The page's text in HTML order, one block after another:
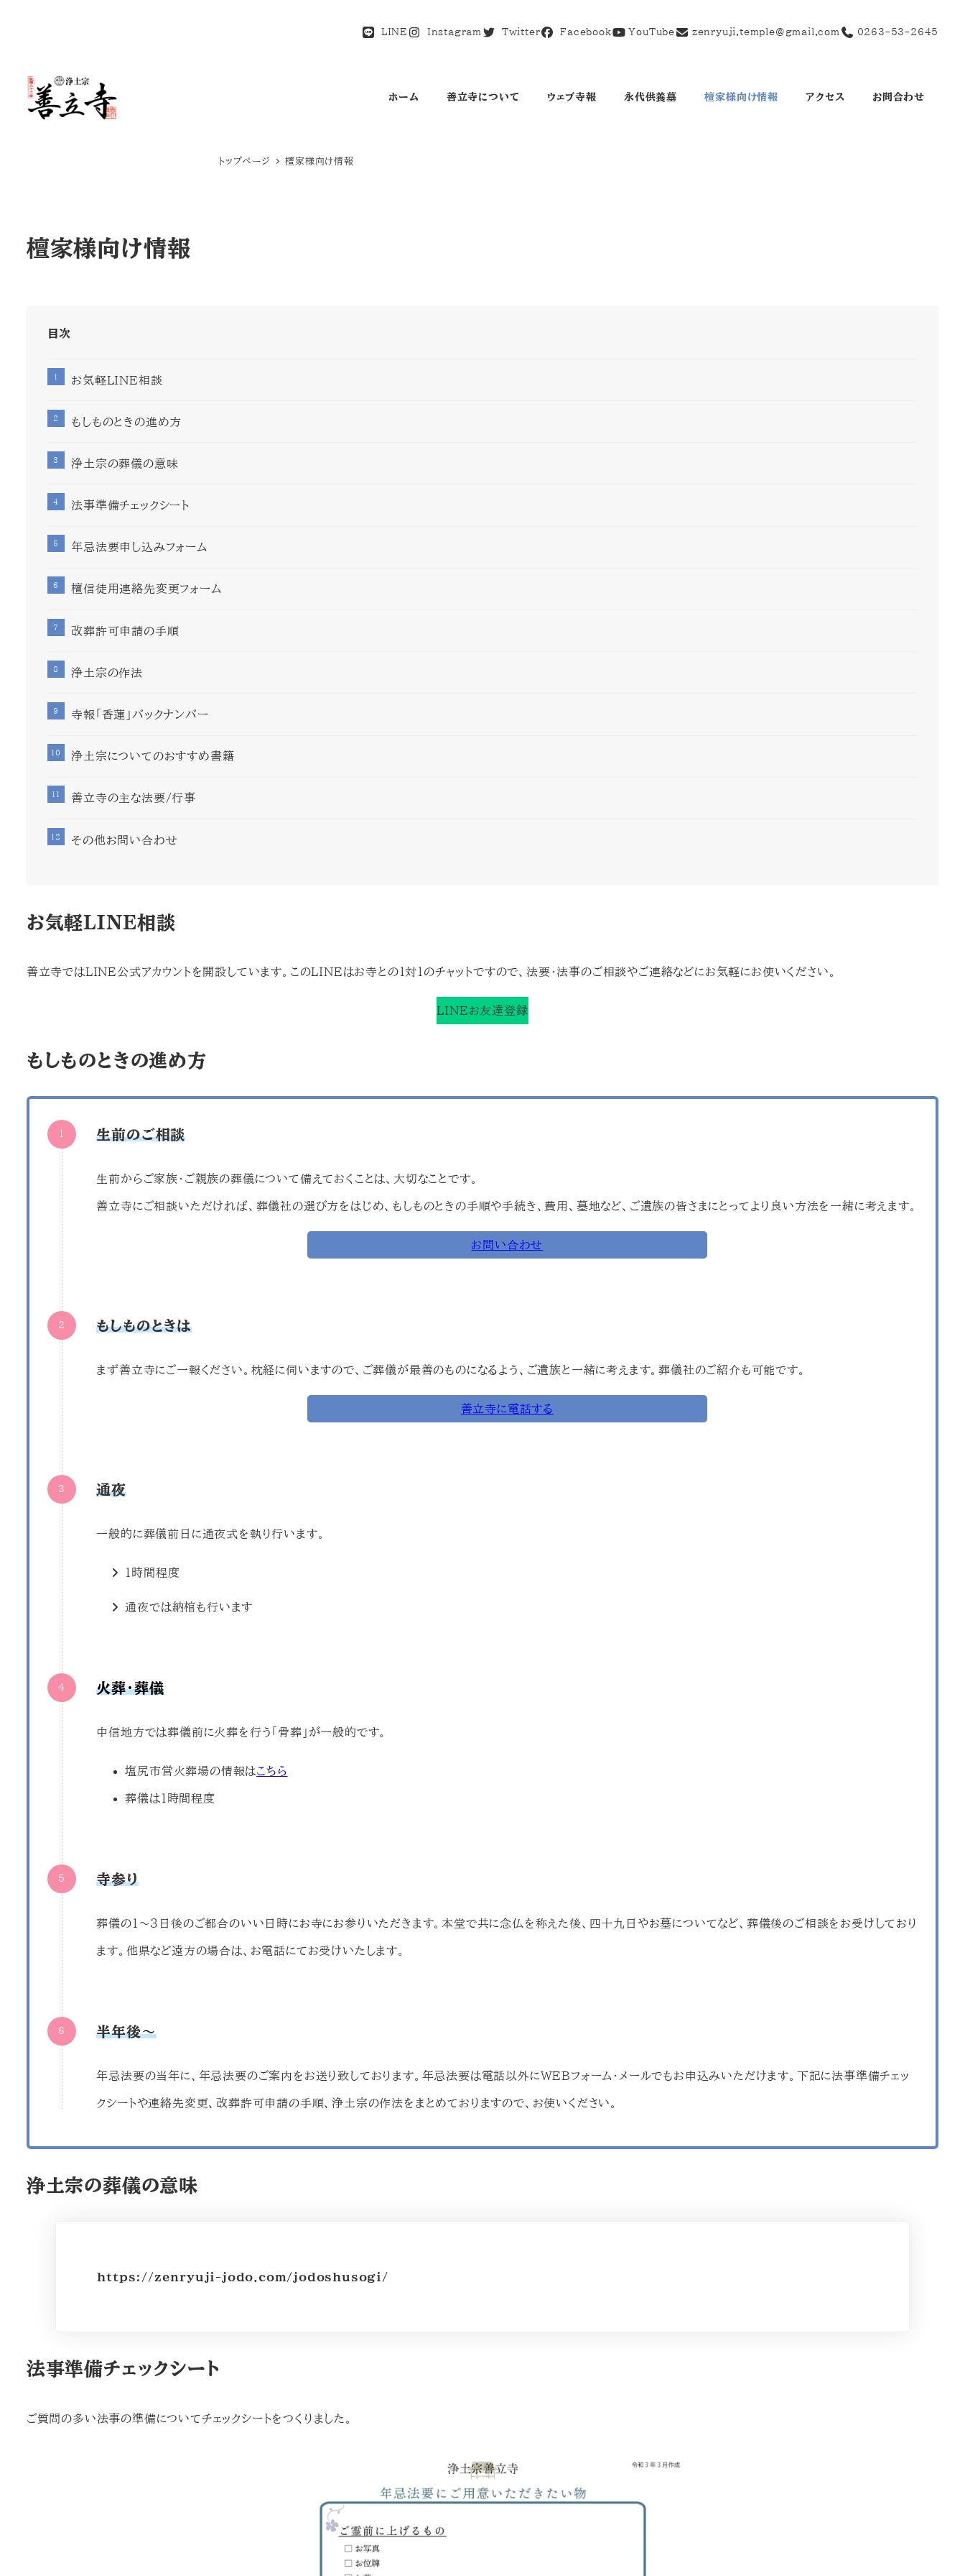
LINE Instagram Twitter Facebook YouTube zenryuji.temple@gmail.com 0263-53-2645
ホーム 善立寺について ウェブ寺報 永代供養墓 檀家様向け情報 アクセス お問合わせ
トップページ 檀家様向け情報
檀家様向け情報
目次
お気軽LINE相談
もしものときの進め方
浄土宗の葬儀の意味
法事準備チェックシート
年忌法要申し込みフォーム
檀信徒用連絡先変更フォーム
改葬許可申請の手順
浄土宗の作法
寺報「香蓮」バックナンバー
浄土宗についてのおすすめ書籍
善立寺の主な法要/行事
その他お問い合わせ
お気軽LINE相談
善立寺ではLINE公式アカウントを開設しています。このLINEはお寺との１対１のチャットですので、法要・法事のご相談やご連絡などにお気軽にお使いください。
LINEお友達登録
もしものときの進め方
生前のご相談
生前からご家族・ご親族の葬儀について備えておくことは、大切なことです。
善立寺にご相談いただければ、葬儀社の選び方をはじめ、もしものときの手順や手続き、費用、墓地など、ご遺族の皆さまにとってより良い方法を一緒に考えます。
お問い合わせ
もしものときは
まず善立寺にご一報ください。枕経に伺いますので、ご葬儀が最善のものになるよう、ご遺族と一緒に考えます。葬儀社のご紹介も可能です。
善立寺に電話する
通夜
一般的に葬儀前日に通夜式を執り行います。
１時間程度
通夜では納棺も行います
火葬・葬儀
中信地方では葬儀前に火葬を行う「骨葬」が一般的です。
塩尻市営火葬場の情報はこちら
葬儀は１時間程度
寺参り
葬儀の１～３日後のご都合のいい日時にお寺にお参りいただきます。本堂で共に念仏を称えた後、四十九日やお墓についてなど、葬儀後のご相談をお受けしており
ます。他県など遠方の場合は、お電話にてお受けいたします。
半年後～
年忌法要の当年に、年忌法要のご案内をお送り致しております。年忌法要は電話以外にWEBフォーム・メールでもお申込みいただけます。下記に法事準備チェッ
クシートや連絡先変更、改葬許可申請の手順、浄土宗の作法をまとめておりますので、お使いください。
浄土宗の葬儀の意味
https://zenryuji-jodo.com/jodoshusogi/
法事準備チェックシート
ご質問の多い法事の準備についてチェックシートをつくりました。